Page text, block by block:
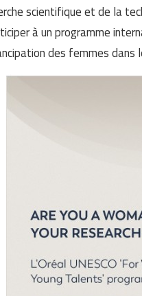
scientifique et de la
à un programme
des femmes